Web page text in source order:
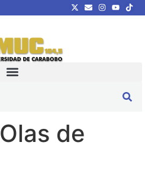
Olas de